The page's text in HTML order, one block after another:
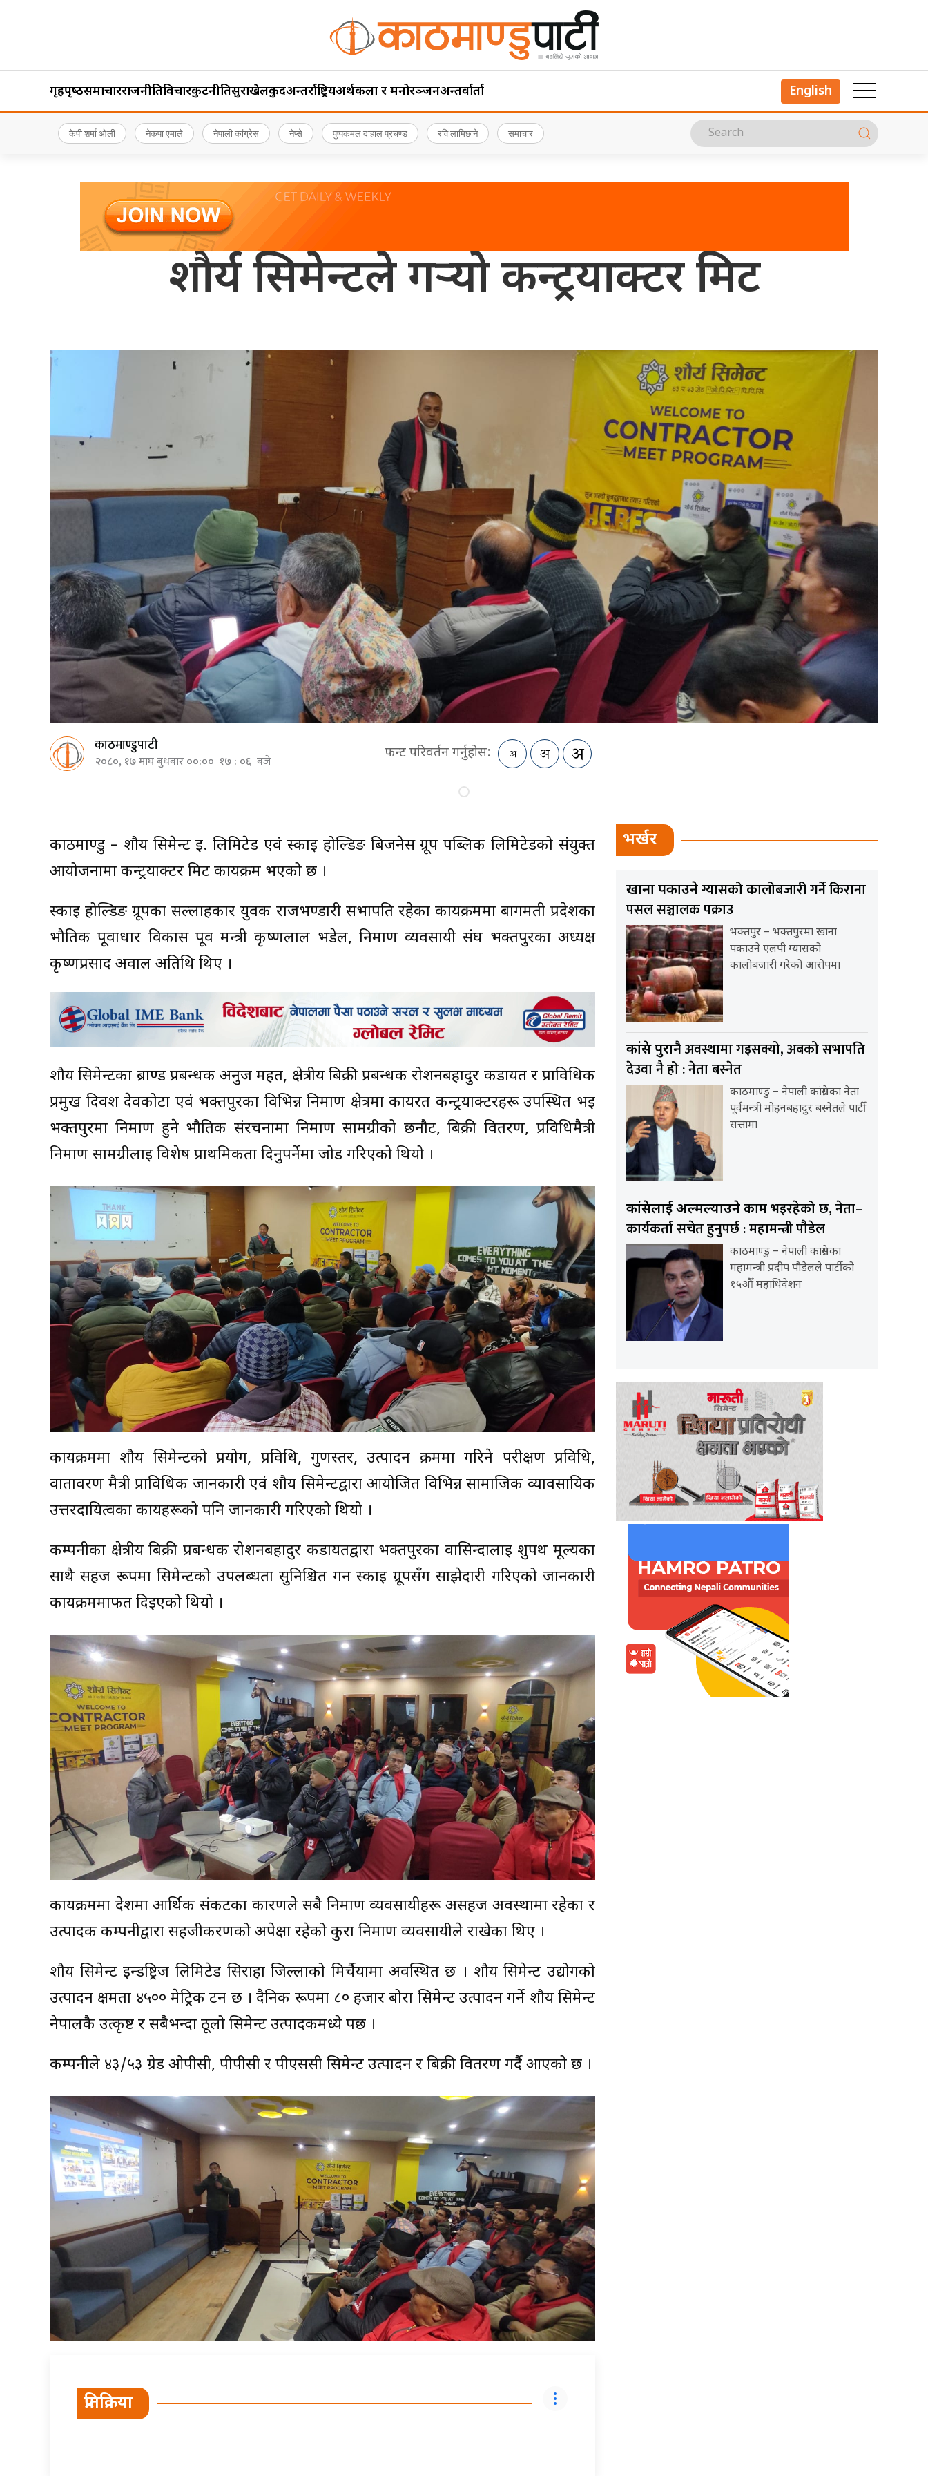
गृहपृष्‍ठसमाचारराजनीतिविचारकुटनीतिसुरक्षाखेलकुदअन्तर्राष्ट्रियअर्थकला र मनोरञ्जनअन्तर्वार्ता English
केपी शर्मा ओली नेकपा एमाले नेपाली कांग्रेस नेप्से पुष्पकमल दाहाल प्रचण्ड रवि लामिछाने समाचार
शौर्य सिमेन्टले गर्‍यो कन्ट्रयाक्टर मिट
काठमाण्डुपाटी
२०८०, १७ माघ बुधबार ००:०० १७ : ०६ बजे फन्ट परिवर्तन गर्नुहोस:
काठमाण्डु – शौर्य सिमेन्ट ई. लिमिटेड एवं स्काई होल्डिङ बिजनेस ग्रूप पब्लिक लिमिटेडको संयुक्त
आयोजनामा कन्ट्रयाक्टर मिट कार्यक्रम भएको छ ।
स्काई होल्डिङ ग्रूपका सल्लाहकार युवक राजभण्डारी सभापति रहेका कार्यक्रममा बागमती प्रदेशका
भौतिक पूर्वाधार विकास पूर्व मन्त्री कृष्णलाल भडेल, निर्माण व्यवसायी संघ भक्तपुरका अध्यक्ष
कृष्णप्रसाद अवाल अतिथि थिए ।
शौर्य सिमेन्टका ब्राण्ड प्रबन्धक अनुज महत, क्षेत्रीय बिक्री प्रबन्धक रोशनबहादुर कडायत र प्राविधिक
प्रमुख दिवश देवकोटा एवं भक्तपुरका विभिन्न निर्माण क्षेत्रमा कार्यरत कन्ट्रयाक्टरहरू उपस्थित भई
भक्तपुरमा निर्माण हुने भौतिक संरचनामा निर्माण सामग्रीको छनौट, बिक्री वितरण, प्रविधिमैत्री
निर्माण सामग्रीलाई विशेष प्राथमिकता दिनुपर्नेमा जोड गरिएको थियो ।
कार्यक्रममा शौर्य सिमेन्टको प्रयोग, प्रविधि, गुणस्तर, उत्पादन क्रममा गरिने परीक्षण प्रविधि,
वातावरण मैत्री प्राविधिक जानकारी एवं शौर्य सिमेन्टद्वारा आयोजित विभिन्न सामाजिक व्यावसायिक
उत्तरदायित्वका कार्यहरूको पनि जानकारी गरिएको थियो ।
कम्पनीका क्षेत्रीय बिक्री प्रबन्धक रोशनबहादुर कडायतद्वारा भक्तपुरका वासिन्दालाई शुपथ मूल्यका
साथै सहज रूपमा सिमेन्टको उपलब्धता सुनिश्चित गर्न स्काई ग्रूपसँग साझेदारी गरिएको जानकारी
कार्यक्रममार्फत दिइएको थियो ।
कार्यक्रममा देशमा आर्थिक संकटका कारणले सबै निर्माण व्यवसायीहरू असहज अवस्थामा रहेका र
उत्पादक कम्पनीद्वारा सहजीकरणको अपेक्षा रहेको कुरा निर्माण व्यवसायीले राखेका थिए ।
शौर्य सिमेन्ट इन्डष्ट्रिज लिमिटेड सिराहा जिल्लाको मिर्चैयामा अवस्थित छ । शौर्य सिमेन्ट उद्योगको
उत्पादन क्षमता ४५०० मेट्रिक टन छ । दैनिक रूपमा ८० हजार बोरा सिमेन्ट उत्पादन गर्ने शौर्य सिमेन्ट
नेपालकै उत्कृष्ट र सबैभन्दा ठूलो सिमेन्ट उत्पादकमध्ये पर्छ ।
कम्पनीले ४३/५३ ग्रेड ओपीसी, पीपीसी र पीएससी सिमेन्ट उत्पादन र बिक्री वितरण गर्दै आएको छ ।
प्रतिक्रिया
भर्खर
खाना पकाउनेग्यासको कालोबजारी गर्ने किराना
पसल सञ्चालक पक्राउ
भक्तपुर – भक्तपुरमा खाना
पकाउने एलपी ग्यासको
कालोबजारी गरेको आरोपमा
कांग्रेस पुरानैअवस्थामा गइसक्यो, अबको सभापति
देउवा नै हो : नेता बस्नेत
काठमाण्डु – नेपाली कांग्रेसका नेता
पूर्वमन्त्री मोहनबहादुर बस्नेतले पार्टी
सत्तामा
कांग्रेसलाई अल्मल्याउनेकाम भइरहेको छ, नेता–
कार्यकर्ता सचेत हुनुपर्छ : महामन्त्री पौडेल
काठमाण्डु – नेपाली कांग्रेसका
महामन्त्री प्रदीप पौडेलले पार्टीको
१५औँ महाधिवेशन